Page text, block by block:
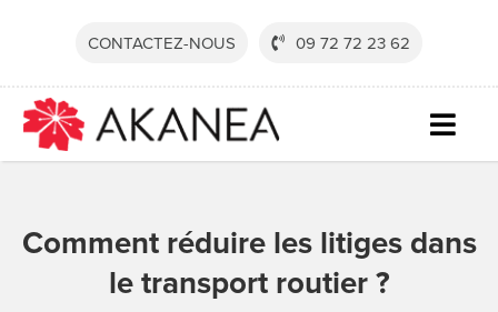
CONTACTEZ-NOUS 09 72 72 23 62
Comment réduire les litiges dans
le transport routier ?